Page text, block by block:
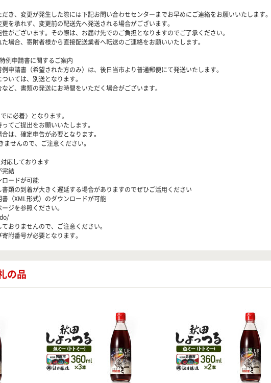
だき、変更が発生した際には下記お問い合わせセンターまでお早めにご連絡をお願いいたします。
を承れず、変更前の配送先へ発送される場合がございます。
がございます。その際は、お届け先でのご負担となりますのでご了承ください。
場合、寄附者様から直接配送業者へ転送のご連絡をお願いいたします。
例申請書に関するご案内
申請書（希望された方のみ）は、後日当市より普通郵便にて発送いたします。
いては、別送となります。
ど、書類の発送にお時間をいただく場合がございます。
に必着》となります。
てご提出をお願いいたします。
は、確定申告が必要となります。
せんので、ご注意ください。
応しております
完結
ロードが可能
類の到着が大きく遅延する場合がありますのでぜひご活用ください
（XML形式）のダウンロードが可能
ジを参照ください。
おりませんので、ご注意ください。
附番号が必要となります。
の品